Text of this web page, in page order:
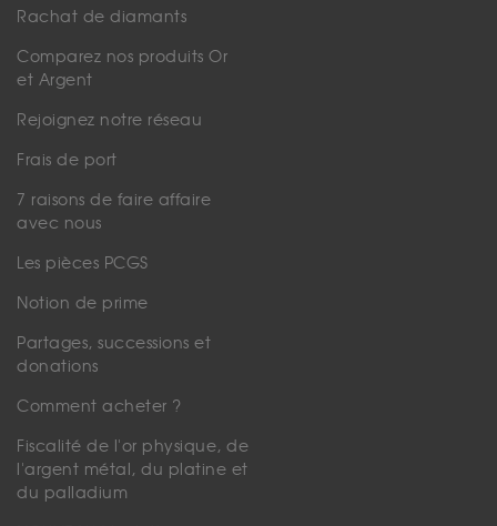
Rachat de diamants
Comparez nos produits Or
et Argent
Rejoignez notre réseau
Frais de port
7 raisons de faire affaire
avec nous
Les pièces PCGS
Notion de prime
Partages, successions et
donations
Comment acheter ?
Fiscalité de l'or physique, de
l'argent métal, du platine et
du palladium